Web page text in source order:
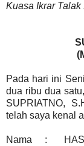
Kuasa Ikrar
Pada hari ini
dua ribu dua
SUPRIATNO,
telah saya kenal
Nama :